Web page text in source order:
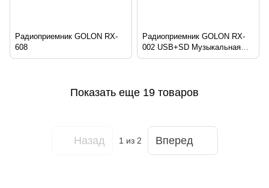
Радиоприемник GOLON RX-
608
Радиоприемник GOLON RX-
002 USB+SD Музыкальная
колонка с встроенным радио
Показать еще 19 товаров
Назад 1 из 2 Вперед